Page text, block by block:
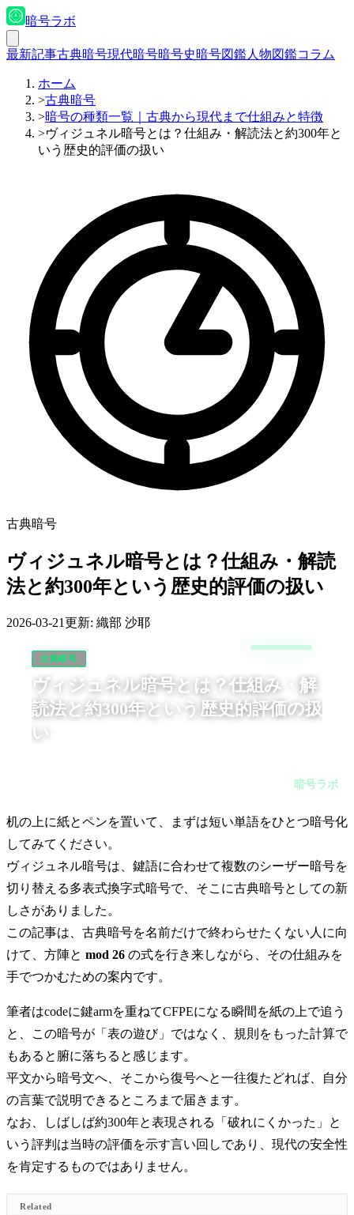
暗号ラボ
最新記事古典暗号現代暗号暗号史暗号図鑑人物図鑑コラム
ホーム
>古典暗号
>暗号の種類一覧｜古典から現代まで仕組みと特徴
>ヴィジュネル暗号とは？仕組み・解読法と約300年と
いう歴史的評価の扱い
古典暗号
ヴィジュネル暗号とは？仕組み・解読
法と約300年という歴史的評価の扱い
2026-03-21更新: 織部 沙耶
古典暗号
ヴィジュネル暗号とは？仕組み・解
読法と約300年という歴史的評価の扱
い
シーザー暗号を切り替える多表式換字式暗号で、そこに古典暗
暗号ラボ
机の上に紙とペンを置いて、まずは短い単語をひとつ暗号化
してみてください。
ヴィジュネル暗号は、鍵語に合わせて複数のシーザー暗号を
切り替える多表式換字式暗号で、そこに古典暗号としての新
しさがありました。
この記事は、古典暗号を名前だけで終わらせたくない人に向
けて、方陣と mod 26 の式を行き来しながら、その仕組みを
手でつかむための案内です。
筆者はcodeに鍵armを重ねてCFPEになる瞬間を紙の上で追う
と、この暗号が「表の遊び」ではなく、規則をもった計算で
もあると腑に落ちると感じます。
平文から暗号文へ、そこから復号へと一往復たどれば、自分
の言葉で説明できるところまで届きます。
なお、しばしば約300年と表現される「破れにくかった」と
いう評判は当時の評価を示す言い回しであり、現代の安全性
を肯定するものではありません。
Related